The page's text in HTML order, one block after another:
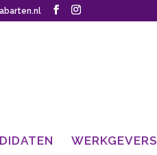
WERKGEVERS